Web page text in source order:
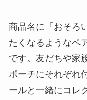
商品名に「おそろ
たくなるようなペ
です。友だちや家
ポーチにそれぞれ
ールと一緒にコレ